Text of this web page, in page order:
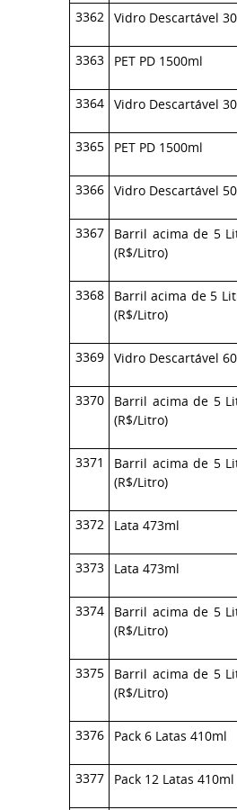
3362 Vidro Descartável
3363 PET PD 1500ml
3364 Vidro Descartável
3365 PET PD 1500ml
3366 Vidro Descartável
3367
Barril acima de 5
(R$/Litro)
3368
Barril acima de 5
(R$/Litro)
3369 Vidro Descartável
3370
Barril acima de 5
(R$/Litro)
3371
Barril acima de 5
(R$/Litro)
3372 Lata 473ml
3373 Lata 473ml
3374
Barril acima de 5
(R$/Litro)
3375
Barril acima de 5
(R$/Litro)
3376 Pack 6 Latas 410ml
3377 Pack 12 Latas 410ml